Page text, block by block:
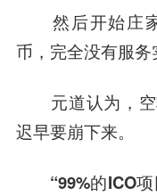
然后开始庄家
币，完全没有服务
元道认为，空
迟早要崩下来。
“99%的ICO